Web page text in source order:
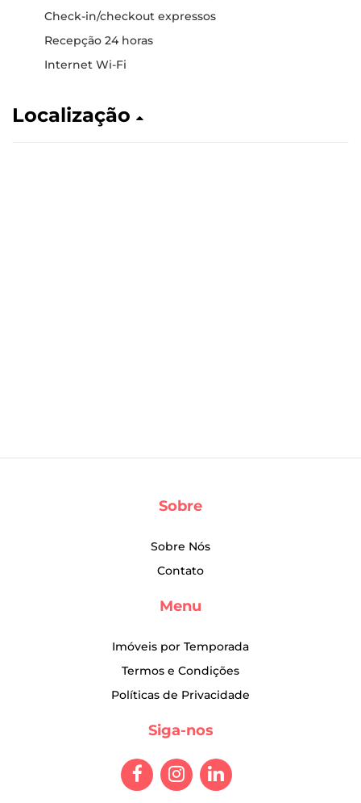
Check-in/checkout expressos
Recepção 24 horas
Internet Wi-Fi
Localização
Sobre
Sobre Nós
Contato
Menu
Imóveis por Temporada
Termos e Condições
Políticas de Privacidade
Siga-nos